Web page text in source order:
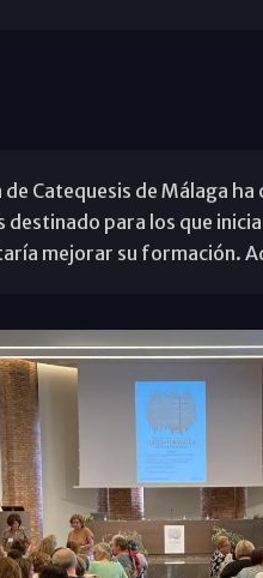
de Catequesis de Málaga
destinado para los que
mejorar su formación.